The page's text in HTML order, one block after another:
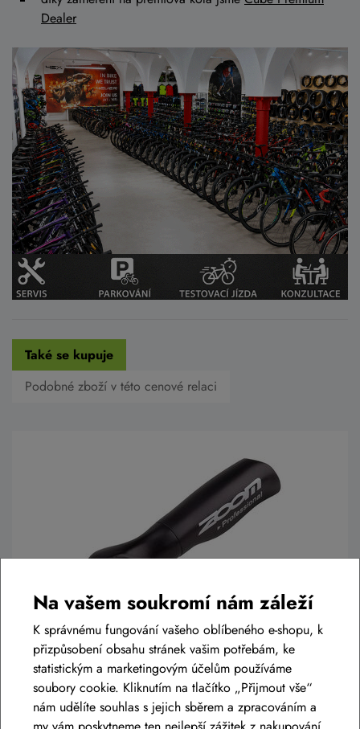
Dealer
Také se kupuje
Podobné zboží v této cenové relaci
Rohy ZOOM 106 Ergo černé
499 Kč
Skladem eshop
Na vašem soukromí nám záleží
K správnému fungování vašeho oblíbeného e-shopu, k
přizpůsobení obsahu stránek vašim potřebám, ke
statistickým a marketingovým účelům používáme
soubory cookie. Kliknutím na tlačítko „Přijmout vše“
nám udělíte souhlas s jejich sběrem a zpracováním a